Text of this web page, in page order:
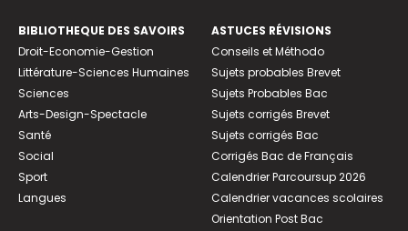
BIBLIOTHEQUE DES SAVOIRS
Droit-Economie-Gestion
Littérature-Sciences Humaines
Sciences
Arts-Design-Spectacle
Santé
Social
Sport
Langues
ASTUCES RÉVISIONS
Conseils et Méthodo
Sujets probables Brevet
Sujets Probables Bac
Sujets corrigés Brevet
Sujets corrigés Bac
Corrigés Bac de Français
Calendrier Parcoursup 2026
Calendrier vacances scolaires
Orientation Post Bac